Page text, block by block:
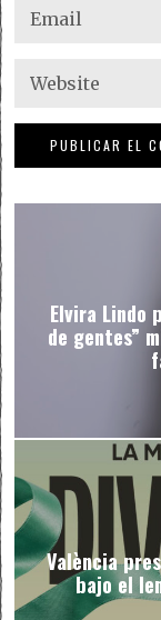
Elvira Lindo
de gentes”
València
bajo el